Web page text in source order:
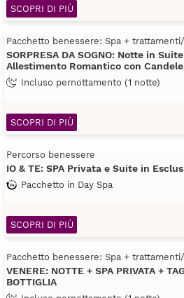
SCOPRI DI PIÙ
Pacchetto benessere: Spa +
SORPRESA DA SOGNO: Notte in
Allestimento Romantico con
Incluso pernottamento (1 notte)
SCOPRI DI PIÙ
Percorso benessere
IO & TE: SPA Privata e Suite in
Pacchetto in Day Spa
SCOPRI DI PIÙ
Pacchetto benessere: Spa +
VENERE: NOTTE + SPA PRIVATA +
BOTTIGLIA